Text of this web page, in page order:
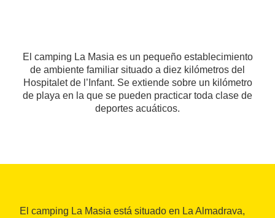
El camping La Masia es un pequeño establecimiento
de ambiente familiar situado a diez kilómetros del
Hospitalet de l’Infant. Se extiende sobre un kilómetro
de playa en la que se pueden practicar toda clase de
deportes acuáticos.
El camping La Masia está situado en La Almadrava,